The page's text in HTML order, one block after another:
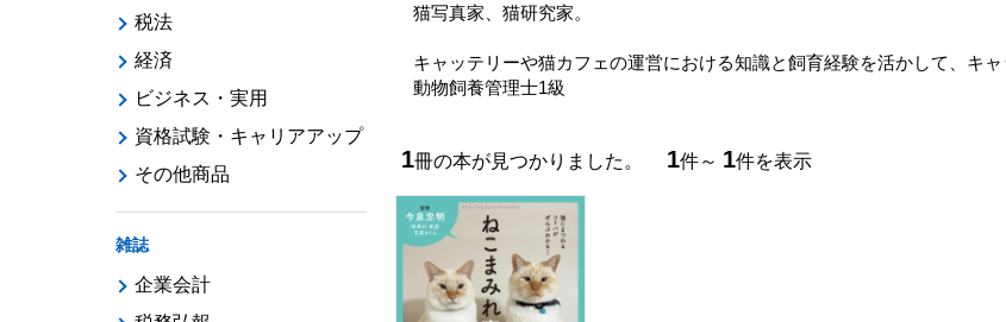
猫写真家、猫研究家。
キャッテリーや猫カフェの運営における知識と飼育経験を活かして、キ
動物飼養管理士1級
1冊の本が見つかりました。 1件～ 1件を表示
税法
経済
ビジネス・実用
資格試験・キャリアアップ
その他商品
雑誌
企業会計